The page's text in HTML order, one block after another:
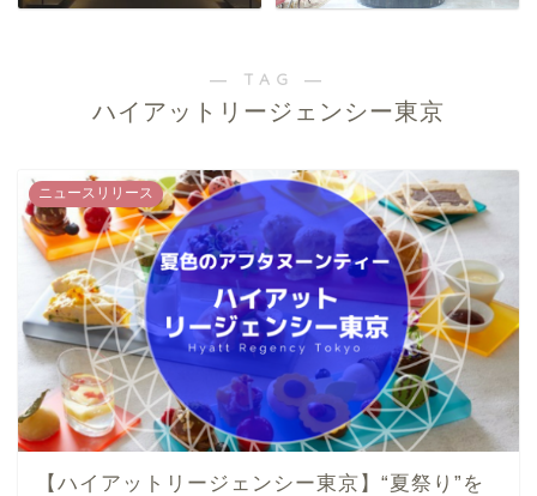
― TAG ―
ハイアットリージェンシー東京
ニュースリリース
【ハイアットリージェンシー東京】“夏祭り”を